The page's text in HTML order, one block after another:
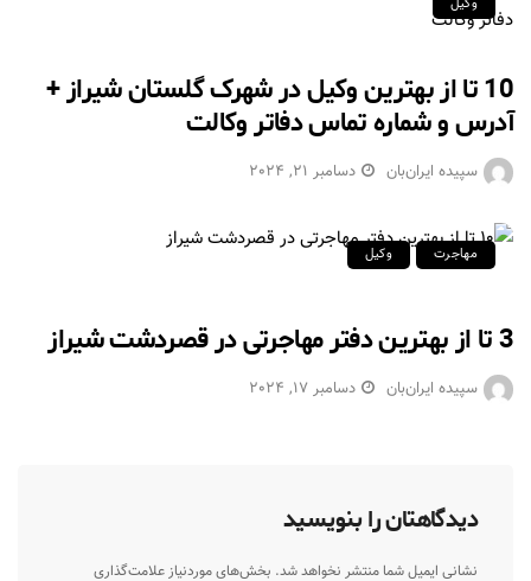
وکیل
10 تا از بهترین وکیل در شهرک گلستان شیراز +
آدرس و شماره تماس دفاتر وکالت
سپیده ایران‌بان دسامبر 21, 2024
مهاجرت وکیل
3 تا از بهترین دفتر مهاجرتی در قصردشت شیراز
سپیده ایران‌بان دسامبر 17, 2024
دیدگاهتان را بنویسید
نشانی ایمیل شما منتشر نخواهد شد. بخش‌های موردنیاز علامت‌گذاری